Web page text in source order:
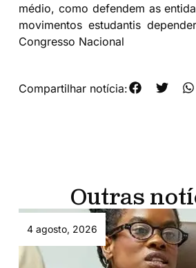
médio, como defendem as
movimentos estudantis
Congresso Nacional
Compartilhar notícia:
Outras
4 agosto, 2026